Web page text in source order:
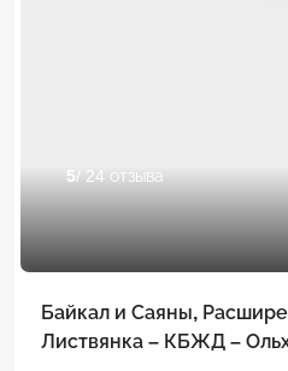
5/ 24 отзыва
Байкал и Саяны,